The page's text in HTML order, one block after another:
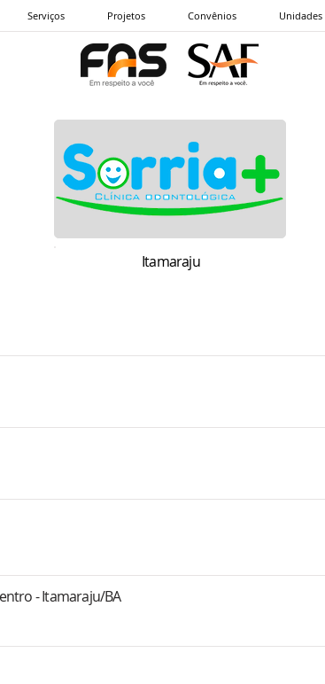
Serviços Projetos Convênios Unidades
Itamaraju
- Itamaraju/BA